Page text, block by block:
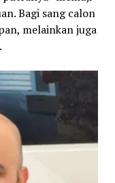
Bagi sang calon
melainkan juga